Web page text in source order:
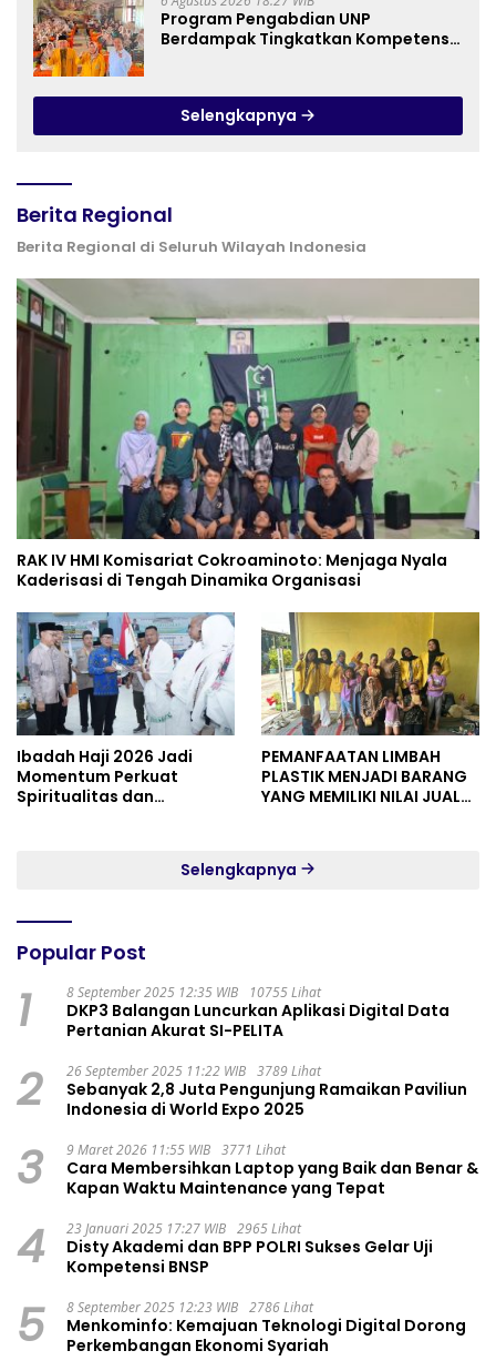
Program Pengabdian UNP
Berdampak Tingkatkan Kompetensi
Selengkapnya
Berita Regional
Berita Regional di Seluruh Wilayah Indonesia
RAK IV HMI Komisariat Cokroaminoto: Menjaga Nyala
Kaderisasi di Tengah Dinamika Organisasi
Ibadah Haji 2026 Jadi
Momentum Perkuat
Spiritualitas dan
PEMANFAATAN LIMBAH
PLASTIK MENJADI BARANG
YANG MEMILIKI NILAI JUAL
Selengkapnya
Popular Post
1 8 September 2025 12:35 WIB 10755 Lihat
DKP3 Balangan Luncurkan Aplikasi Digital Data
Pertanian Akurat SI-PELITA
2 26 September 2025 11:22 WIB 3789 Lihat
Sebanyak 2,8 Juta Pengunjung Ramaikan Paviliun
Indonesia di World Expo 2025
3 9 Maret 2026 11:55 WIB 3771 Lihat
Cara Membersihkan Laptop yang Baik dan Benar &
Kapan Waktu Maintenance yang Tepat
4 23 Januari 2025 17:27 WIB 2965 Lihat
Disty Akademi dan BPP POLRI Sukses Gelar Uji
Kompetensi BNSP
5 8 September 2025 12:23 WIB 2786 Lihat
Menkominfo: Kemajuan Teknologi Digital Dorong
Perkembangan Ekonomi Syariah